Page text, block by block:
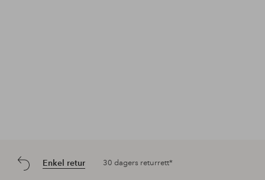
Enkel retur 30 dagers returrett*